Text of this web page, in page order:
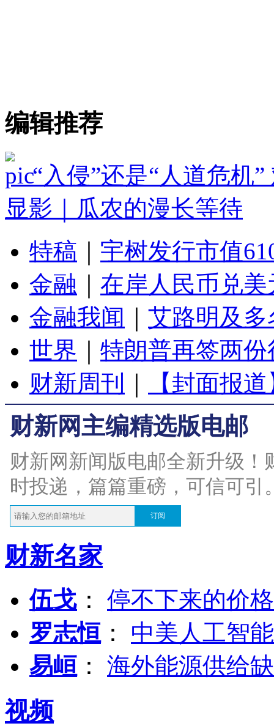
编辑推荐
“入侵”还是“人道危机
显影｜瓜农的漫长等待
特稿
宇树发行市值
金融
在岸人民币兑
金融我闻
艾路明及
世界
特朗普再签两
财新周刊
【封面报
财新网主编精选版电邮
财新网新闻版电邮全新升级
时投递，篇篇重磅，可信可引
订阅
财新名家
伍戈 ： 停不下来的价
罗志恒 ： 中美人工智
易峘 ： 海外能源供给
视频